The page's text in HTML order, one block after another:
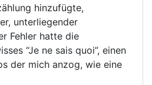
hinzufügte,
unterliegender
Fehler hatte die
“Je ne sais quoi”, einen
der mich anzog, wie eine